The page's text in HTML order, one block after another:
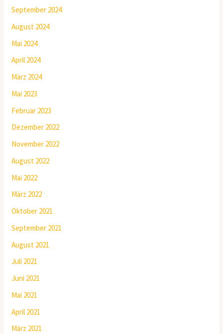
September 2024
August 2024
Mai 2024
April 2024
März 2024
Mai 2023
Februar 2023
Dezember 2022
November 2022
August 2022
Mai 2022
März 2022
Oktober 2021
September 2021
August 2021
Juli 2021
Juni 2021
Mai 2021
April 2021
März 2021